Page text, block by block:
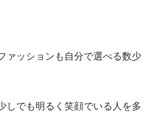
ァッションも自分で選べる数少
しでも明るく笑顔でいる人を多